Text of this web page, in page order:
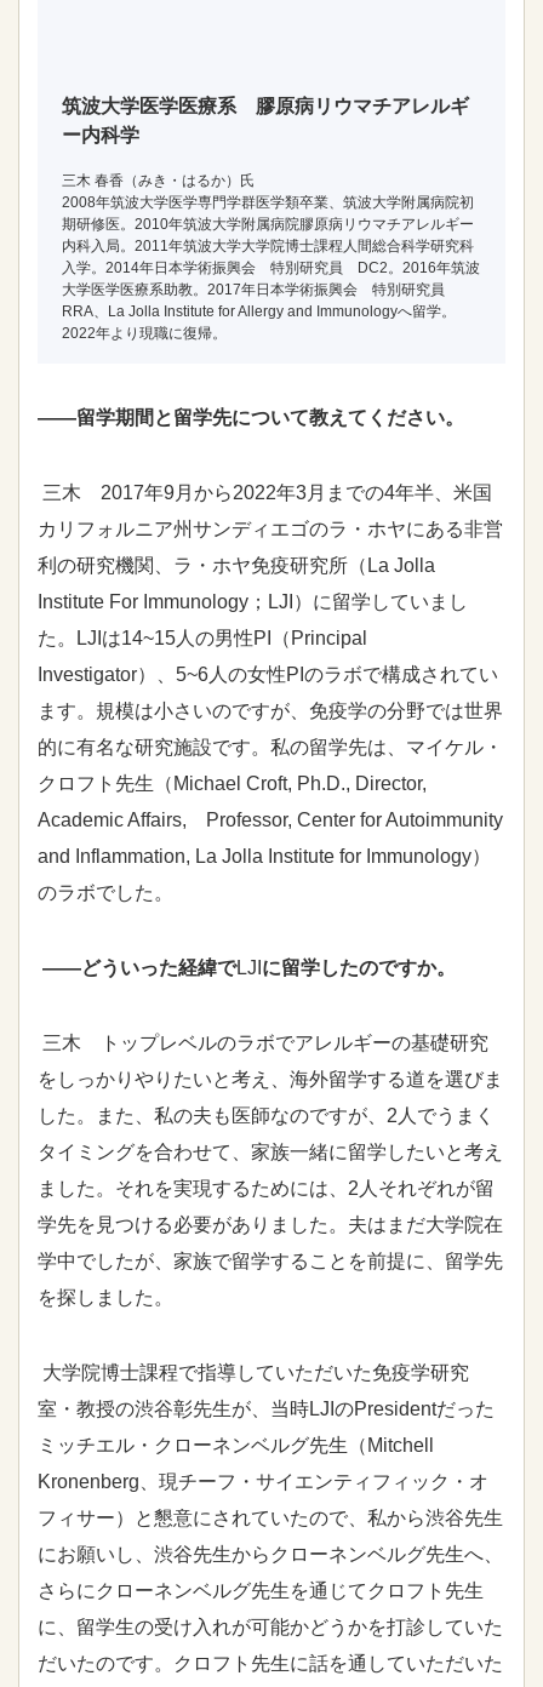
筑波大学医学医療系 膠原病リウマチアレルギ
ー内科学
三木 春香（みき・はるか）氏
2008年筑波大学医学専門学群医学類卒業、筑波大学附属病院初
期研修医。2010年筑波大学附属病院膠原病リウマチアレルギー
内科入局。2011年筑波大学大学院博士課程人間総合科学研究科
入学。2014年日本学術振興会 特別研究員 DC2。2016年筑波
大学医学医療系助教。2017年日本学術振興会 特別研究員
RRA、La Jolla Institute for Allergy and Immunologyへ留学。
2022年より現職に復帰。
――留学期間と留学先について教えてください。
三木 2017年9月から2022年3月までの4年半、米国
カリフォルニア州サンディエゴのラ・ホヤにある非営
利の研究機関、ラ・ホヤ免疫研究所（La Jolla
Institute For Immunology； LJI ）に留学していまし
た。
LJI は14~15人の男性PI
（Principal
Investigator）、5~6人の女性PI のラボで構成されてい
ます。規模は小さいのですが、免疫学の分野では世界
的に有名な研究施設です。私の留学先は、マイケル・
クロフト先生（Michael Croft, Ph.D., Director,
Academic Affairs, Professor, Center for Autoimmunity
and Inflammation, La Jolla Institute for Immunology）
のラボでした。
――どういった経緯でLJI に留学したのですか。
三木 トップレベルのラボでアレルギーの基礎研究
をしっかりやりたいと考え、海外留学する道を選びま
した。また、私の夫も医師なのですが、2人でうまく
タイミングを合わせて、家族一緒に留学したいと考え
ました。それを実現するためには、2人それぞれが留
学先を見つける必要がありました。夫はまだ大学院在
学中でしたが、家族で留学することを前提に、留学先
を探しました。
大学院博士課程で指導していただいた免疫学研究
室・教授の渋谷彰先生が、当時LJI のPresidentだった
ミッチエル・クローネンベルグ先生（Mitchell
Kronenberg、現チーフ・サイエンティフィック・オ
フィサー）と懇意にされていたので、私から渋谷先生
にお願いし、渋谷先生からクローネンベルグ先生へ、
さらにクローネンベルグ先生を通じてクロフト先生
に、留学生の受け入れが可能かどうかを打診していた
だいたのです。クロフト先生に話を通していただいた